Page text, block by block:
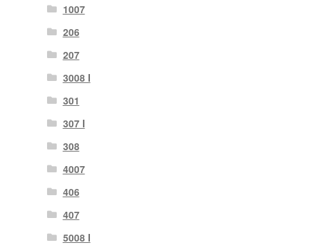
1007
206
207
3008 I
301
307 I
308
4007
406
407
5008 I